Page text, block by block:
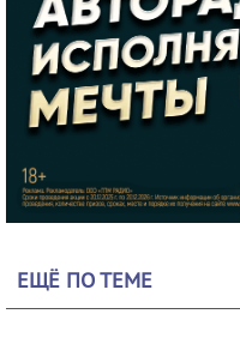
ЕЩЁ ПО ТЕМЕ